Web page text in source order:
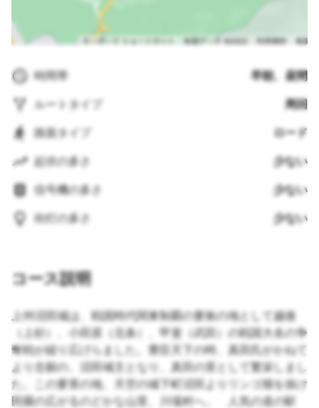
時間帯 早朝、昼間
ルートタイプ 周回
路面タイプ ロード
起伏の多さ 少ない
信号機の多さ 少ない
街灯の多さ 少ない
コース説明
上州沼田城は、戦国時代関東制覇の要衝の地として越後
（上杉）、小田原（北条）、甲斐（武田）の戦国大名の争
奪戦が繰り広げらました。豊臣天下の時、真田氏がかねて
より念願の、沼田城主となり、真田の里として繁栄しまし
た。この要害の地、天空の城下町沼田よりリンゴ畑を抜け
田園の広がるのどかな山里、川場村へ。 人気の道の駅